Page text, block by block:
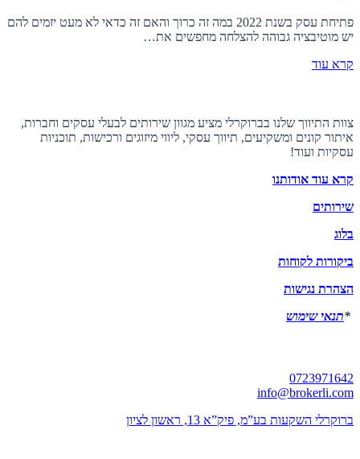
פתיחת עסק בשנת 2022 במה זה כרוך והאם זה כדאי לא מעט יזמים להם
יש מוטיבציה גבוהה להצלחה מחפשים את…
קרא עוד
צוות התיווך שלנו בברוקרלי מציע מגוון שירותים לבעלי עסקים וחברות,
איתור קונים ומשקיעים, תיווך עסקי, ליווי מיזוגים ורכישות, תוכניות
עסקיות ועוד!
קרא עוד אודותנו
שירותים
בלוג
ביקורות לקוחות
הצהרת נגישות
*תנאי שימוש
0723971642
info@brokerli.com
ברוקרלי השקעות בע”מ, פיק”א 13, ראשון לציון